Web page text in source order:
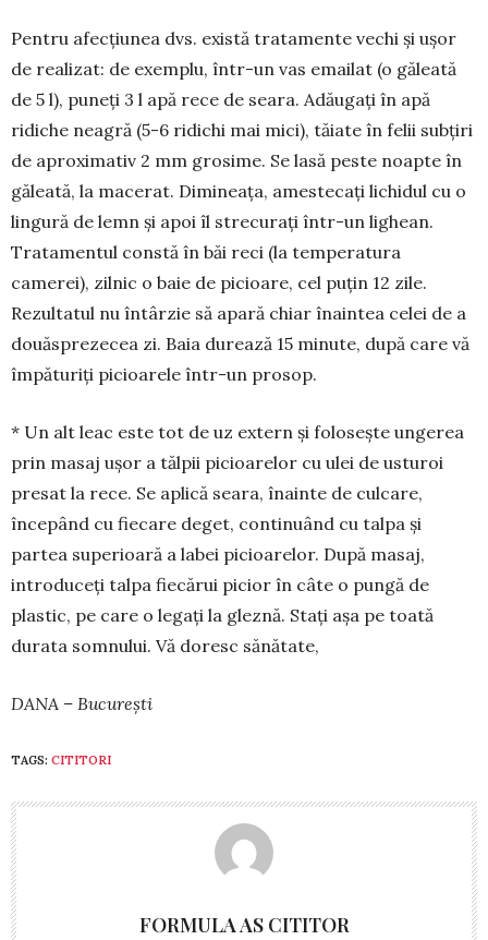
Pentru afecțiunea dvs. există tratamente vechi și ușor
de realizat: de exemplu, într-un vas emailat (o găleată
de 5 l), puneți 3 l apă rece de seara. Adăugați în apă
ridiche neagră (5-6 ridichi mai mici), tăiate în felii subțiri
de aproximativ 2 mm grosime. Se lasă peste noapte în
găleată, la macerat. Dimineața, amestecați lichidul cu o
lingură de lemn și apoi îl strecurați într-un lighean.
Tratamentul constă în băi reci (la temperatura
camerei), zilnic o baie de picioare, cel puțin 12 zile.
Rezultatul nu întârzie să apară chiar înaintea celei de a
douăsprezecea zi. Baia durează 15 minute, după care vă
împăturiți picioarele într-un prosop.
* Un alt leac este tot de uz extern și folosește ungerea
prin masaj ușor a tălpii picioarelor cu ulei de usturoi
presat la rece. Se aplică seara, înainte de culcare,
începând cu fiecare deget, continuând cu talpa și
partea superioară a labei picioarelor. După masaj,
introduceți talpa fiecărui picior în câte o pungă de
plastic, pe care o legați la gleznă. Stați așa pe toată
durata somnului. Vă doresc sănătate,
DANA – București
TAGS: CITITORI
FORMULA AS CITITOR